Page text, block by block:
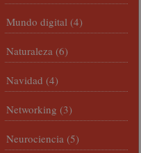
Mundo digital (4)
Naturaleza (6)
Navidad (4)
Networking (3)
Neurociencia (5)